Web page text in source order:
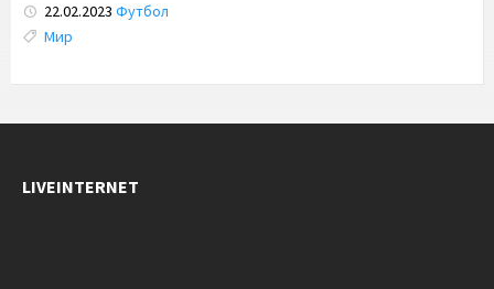
22.02.2023 Футбол
Tags:
Мир
LIVEINTERNET